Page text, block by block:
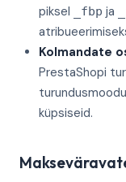
piksel
_fbp ja
Kolmandate
PrestaShopi
küpsiseid.